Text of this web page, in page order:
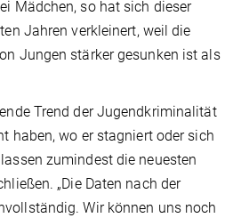
Mädchen, so hat sich dieser
Jahren verkleinert, weil die
Jungen stärker gesunken ist als
Trend der Jugendkriminalität
haben, wo er stagniert oder sich
zumindest die neuesten
„Die Daten nach der
Wir können uns noch